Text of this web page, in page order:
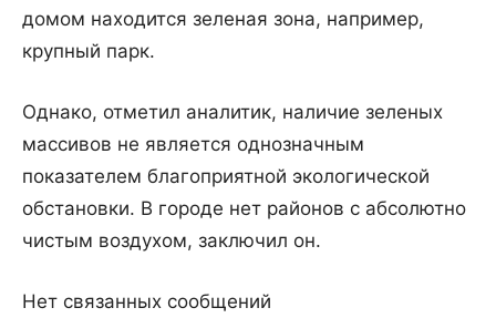
домом находится зеленая зона, например,
крупный парк.
Однако, отметил аналитик, наличие зеленых
массивов не является однозначным
показателем благоприятной экологической
обстановки. В городе нет районов с абсолютно
чистым воздухом, заключил он.
Нет связанных сообщений